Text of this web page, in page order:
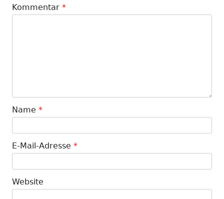
Kommentar *
Name *
E-Mail-Adresse *
Website